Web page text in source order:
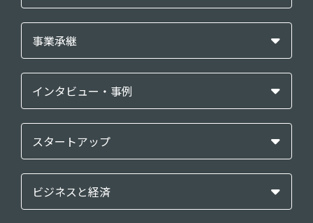
事業承継
インタビュー・事例
スタートアップ
ビジネスと経済